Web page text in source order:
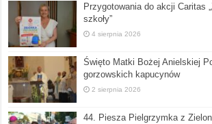
Przygotowania do akcji Caritas
szkoły”
4 sierpnia 2026
Święto Matki Bożej Anielskiej
gorzowskich kapucynów
2 sierpnia 2026
44. Piesza Pielgrzymka z